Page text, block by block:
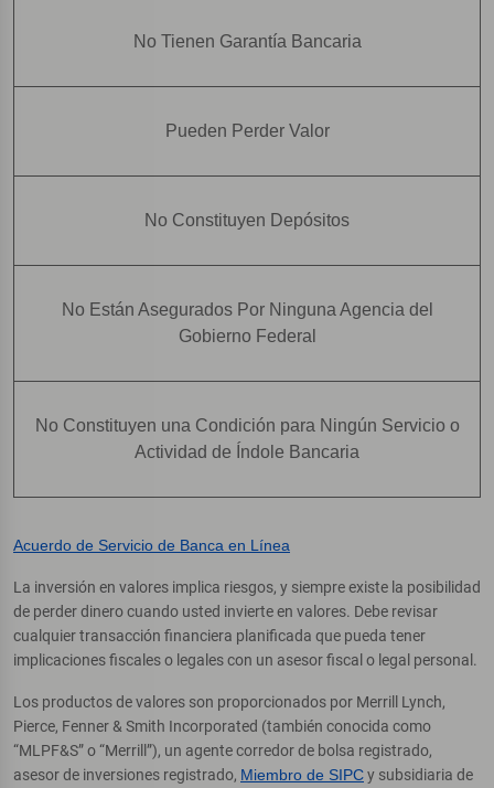
No Tienen Garantía Bancaria
Pueden Perder Valor
No Constituyen Depósitos
No Están Asegurados Por Ninguna Agencia del
Gobierno Federal
No Constituyen una Condición para Ningún Servicio o
Actividad de Índole Bancaria
Acuerdo de Servicio de Banca en Línea
La inversión en valores implica riesgos, y siempre existe la posibilidad
de perder dinero cuando usted invierte en valores. Debe revisar
cualquier transacción financiera planificada que pueda tener
implicaciones fiscales o legales con un asesor fiscal o legal personal.
Los productos de valores son proporcionados por Merrill Lynch,
Pierce, Fenner & Smith Incorporated (también conocida como
“MLPF&S” o “Merrill”), un agente corredor de bolsa registrado,
asesor de inversiones registrado, Miembro de SIPCy subsidiaria de